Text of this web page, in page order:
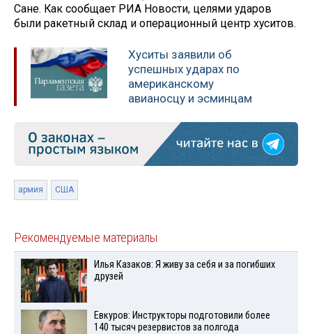
Сане. Как сообщает РИА Новости, целями ударов
были ракетный склад и операционный центр хуситов.
Хуситы заявили об
успешных ударах по
американскому
авианосцу и эсминцам
армия США
Рекомендуемые материалы
Илья Казаков: Я живу за себя и за погибших
друзей
Евкуров: Инструкторы подготовили более
140 тысяч резервистов за полгода